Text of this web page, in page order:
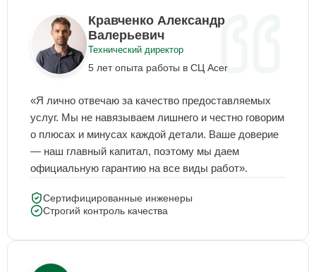
Кравченко Александр
Валерьевич
Технический директор
5 лет опыта работы в СЦ Acer
«Я лично отвечаю за качество предоставляемых
услуг. Мы не навязываем лишнего и честно говорим
о плюсах и минусах каждой детали. Ваше доверие
— наш главный капитал, поэтому мы даем
официальную гарантию на все виды работ».
Сертифицированные инженеры
Строгий контроль качества